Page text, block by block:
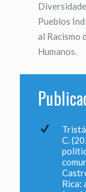
Pueblos
al Racismo
Humanos.
C.
Rica: